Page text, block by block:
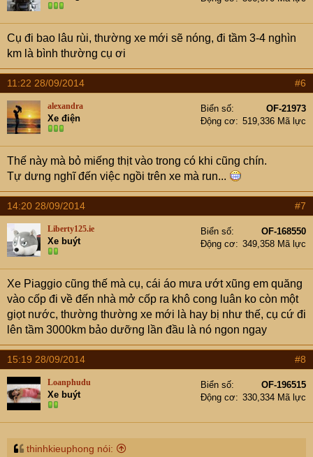
Cụ đi bao lâu rùi, thường xe mới sẽ nóng, đi tầm 3-4 nghìn
km là bình thường cụ ơi
11:22 28/09/2014 #6
alexandra
Xe điện
Biển số
OF-21973
Động cơ
519,336 Mã lực
Thế này mà bỏ miếng thịt vào trong có khi cũng chín.
Tự dưng nghĩ đến việc ngồi trên xe mà run...
14:20 28/09/2014 #7
Liberty125.ie
Xe buýt
Biển số
OF-168550
Động cơ
349,358 Mã lực
Xe Piaggio cũng thế mà cụ, cái áo mưa ướt xũng em quăng
vào cốp đi về đến nhà mở cốp ra khô cong luân ko còn một
giọt nước, thường thường xe mới là hay bị như thế, cụ cứ đi
lên tầm 3000km bảo dưỡng lần đầu là nó ngon ngay
15:19 28/09/2014 #8
Loanphudu
Xe buýt
Biển số
OF-196515
Động cơ
330,334 Mã lực
thinhkieuphong nói: